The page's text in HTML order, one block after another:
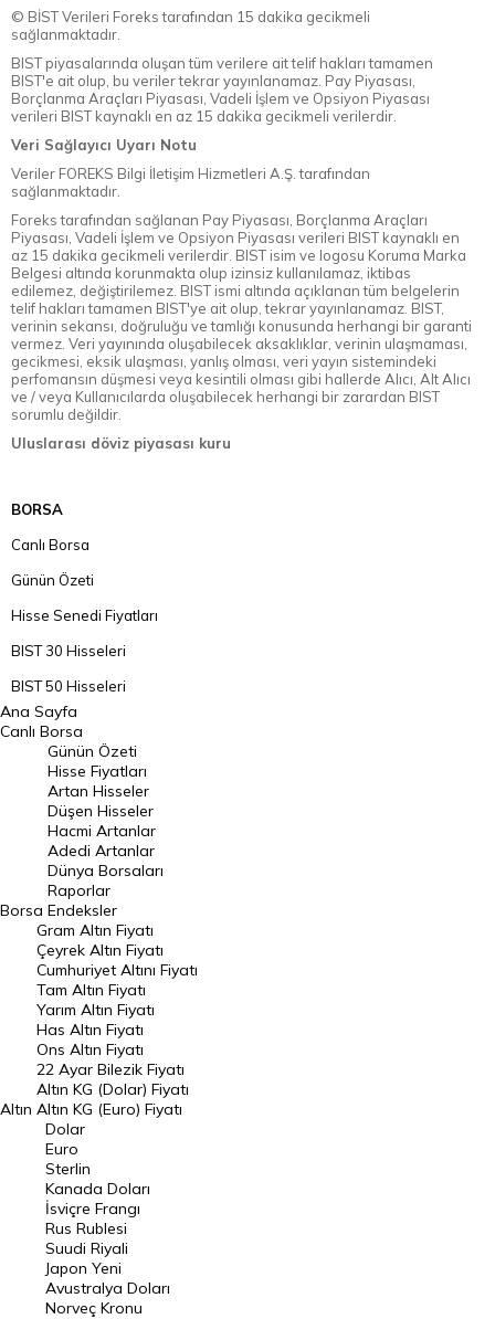
© BİST Verileri Foreks tarafından 15 dakika gecikmeli
sağlanmaktadır.
BIST piyasalarında oluşan tüm verilere ait telif hakları tamamen
BIST'e ait olup, bu veriler tekrar yayınlanamaz. Pay Piyasası,
Borçlanma Araçları Piyasası, Vadeli İşlem ve Opsiyon Piyasası
verileri BIST kaynaklı en az 15 dakika gecikmeli verilerdir.
Veri Sağlayıcı Uyarı Notu
Veriler FOREKS Bilgi İletişim Hizmetleri A.Ş. tarafından
sağlanmaktadır.
Foreks tarafından sağlanan Pay Piyasası, Borçlanma Araçları
Piyasası, Vadeli İşlem ve Opsiyon Piyasası verileri BIST kaynaklı en
az 15 dakika gecikmeli verilerdir. BIST isim ve logosu Koruma Marka
Belgesi altında korunmakta olup izinsiz kullanılamaz, iktibas
edilemez, değiştirilemez. BIST ismi altında açıklanan tüm belgelerin
telif hakları tamamen BIST'ye ait olup, tekrar yayınlanamaz. BIST,
verinin sekansı, doğruluğu ve tamlığı konusunda herhangi bir garanti
vermez. Veri yayınında oluşabilecek aksaklıklar, verinin ulaşmaması,
gecikmesi, eksik ulaşması, yanlış olması, veri yayın sistemindeki
perfomansın düşmesi veya kesintili olması gibi hallerde Alıcı, Alt Alıcı
ve / veya Kullanıcılarda oluşabilecek herhangi bir zarardan BIST
sorumlu değildir.
Uluslarası döviz piyasası kuru
BORSA
Canlı Borsa
Günün Özeti
Hisse Senedi Fiyatları
BIST 30 Hisseleri
BIST 50 Hisseleri
BIST 100 Hisseleri
En Çok Artan Hisseler
En Çok Düşen Hisseler
Hacmi Artanlar
Geçmiş Kapanışlar
Dünya Borsaları
Raporlar
Endeksler
DÖVİZ
Döviz Kuru
Dolar Kuru
Euro Kuru
Pound Kuru
Frank Kuru
Riyal Kuru
Avustralya Doları
Danimarka Kronu Kuru
Ana Sayfa
Canlı Borsa
Borsa
Günün Özeti
Hisse Fiyatları
Artan Hisseler
Düşen Hisseler
Hacmi Artanlar
Adedi Artanlar
Dünya Borsaları
Raporlar
Endeksler
Altın
Gram Altın Fiyatı
Çeyrek Altın Fiyatı
Cumhuriyet Altını Fiyatı
Tam Altın Fiyatı
Yarım Altın Fiyatı
Has Altın Fiyatı
Ons Altın Fiyatı
22 Ayar Bilezik Fiyatı
Altın KG (Dolar) Fiyatı
Altın KG (Euro) Fiyatı
Dolar
Euro
Sterlin
Kanada Doları
İsviçre Frangı
Rus Rublesi
Suudi Riyali
Japon Yeni
Avustralya Doları
Norveç Kronu